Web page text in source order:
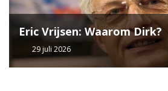
Eric Vrijsen: Waarom Dirk?
29 juli 2026